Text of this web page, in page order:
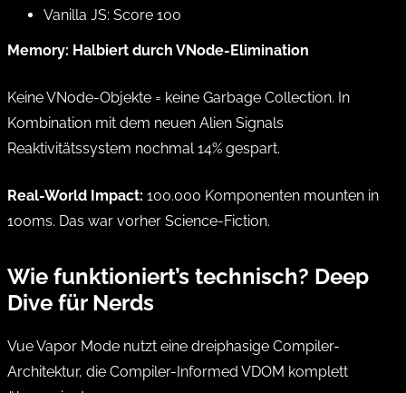
Vanilla JS: Score 100
Memory: Halbiert durch VNode-Elimination
Keine VNode-Objekte = keine Garbage Collection. In
Kombination mit dem neuen Alien Signals
Reaktivitätssystem nochmal 14% gespart.
Real-World Impact: 100.000 Komponenten mounten in
100ms. Das war vorher Science-Fiction.
Wie funktioniert’s technisch? Deep
Dive für Nerds
Vue Vapor Mode nutzt eine dreiphasige Compiler-
Architektur, die Compiler-Informed VDOM komplett